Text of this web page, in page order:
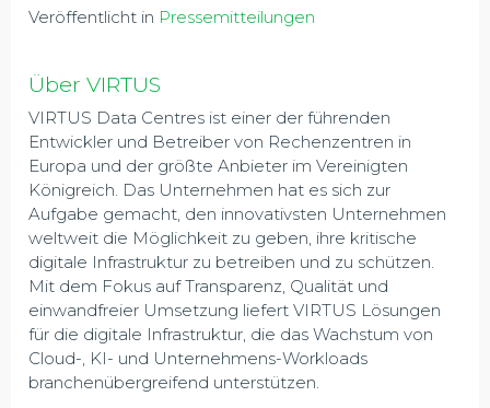
Veröffentlicht in Pressemitteilungen
Über VIRTUS
VIRTUS Data Centres ist einer der führenden
Entwickler und Betreiber von Rechenzentren in
Europa und der größte Anbieter im Vereinigten
Königreich. Das Unternehmen hat es sich zur
Aufgabe gemacht, den innovativsten Unternehmen
weltweit die Möglichkeit zu geben, ihre kritische
digitale Infrastruktur zu betreiben und zu schützen.
Mit dem Fokus auf Transparenz, Qualität und
einwandfreier Umsetzung liefert VIRTUS Lösungen
für die digitale Infrastruktur, die das Wachstum von
Cloud-, KI- und Unternehmens-Workloads
branchenübergreifend unterstützen.